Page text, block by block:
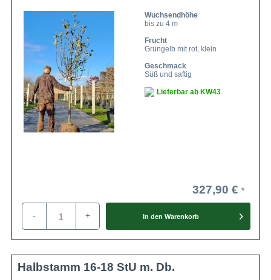
Wuchsendhöhe
bis zu 4 m
Frucht
Grüngelb mit rot, klein
Geschmack
Süß und saftig
Lieferbar ab KW43
327,90 €
- + In den Warenkorb
Halbstamm 16-18 StU m. Db.